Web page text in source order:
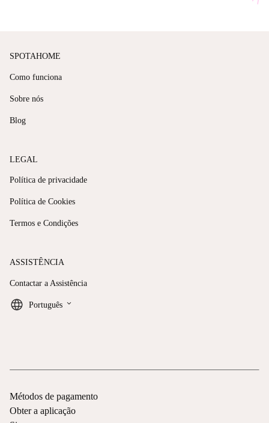
SPOTAHOME
Como funciona
Sobre nós
Blog
LEGAL
Política de privacidade
Política de Cookies
Termos e Condições
ASSISTÊNCIA
Contactar a Assistência
Português keyboard_arrow_down
Métodos de pagamento
Obter a aplicação